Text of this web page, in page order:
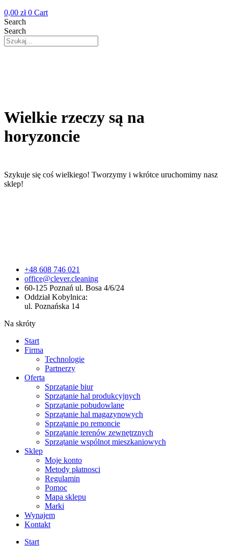
0,00 zł 0 Cart
Search
Search
Wielkie rzeczy są na
horyzoncie
Szykuje się coś wielkiego! Tworzymy i wkrótce uruchomimy nasz
sklep!
+48 608 746 021
office@clever.cleaning
60-125 Poznań ul. Bosa 4/6/24
Oddział Kobylnica:
ul. Poznańska 14
Na skróty
Start
Firma
Technologie
Partnerzy
Oferta
Sprzątanie biur
Sprzątanie hal produkcyjnych
Sprzątanie pobudowlane
Sprzątanie hal magazynowych
Sprzątanie po remoncie
Sprzątanie terenów zewnętrznych
Sprzątanie wspólnot mieszkaniowych
Sklep
Moje konto
Metody płatnosci
Regulamin
Pomoc
Mapa sklepu
Marki
Wynajem
Kontakt
Start